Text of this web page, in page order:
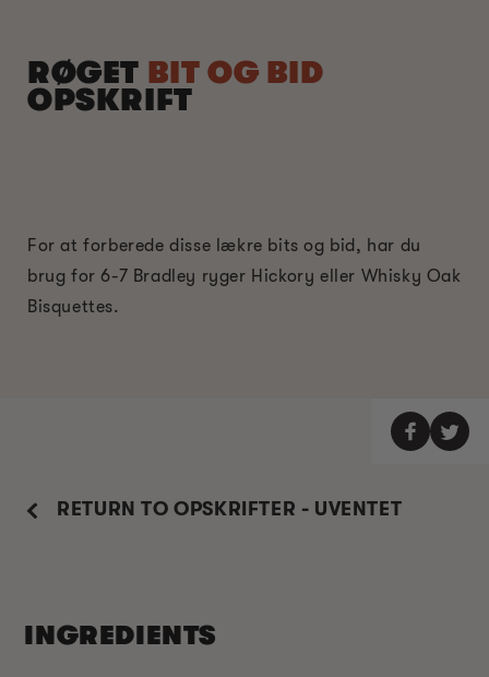
RØGET BIT OG BID
OPSKRIFT
For at forberede disse lækre bits og bid, har du
brug for 6-7 Bradley ryger Hickory eller Whisky Oak
Bisquettes.
RETURN TO OPSKRIFTER - UVENTET
INGREDIENTS